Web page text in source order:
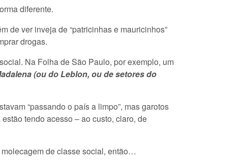
diferente.
de ver inveja de “patricinhas e mauricinhos”
drogas.
Na Folha de São Paulo, por exemplo, um
(ou do Leblon, ou de setores do
“passando o país a limpo”, mas garotos
tendo acesso – ao custo, claro, de
molecagem de classe social, então…